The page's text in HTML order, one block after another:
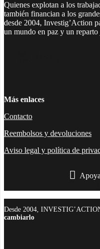
Quienes explotan a los
también financian a los
desde 2004, Investig’Action
un mundo en paz y un
Más enlaces
Contacto
Reembolsos y devoluciones
Aviso legal y política de
Desde 2004,
cambiarlo